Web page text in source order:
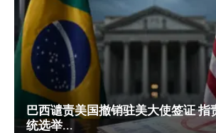
巴西谴责美国撤销驻美大使签证 指
统选举...